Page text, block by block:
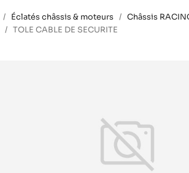
Éclatés châssis & moteurs Châssis
TOLE CABLE DE SECURITE